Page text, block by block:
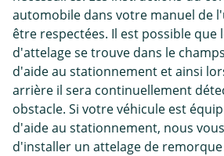
automobile dans votre manuel de
être respectées. Il est possible que
d'attelage se trouve dans le
d'aide au stationnement et ainsi
arrière il sera continuellement
obstacle. Si votre véhicule est
d'aide au stationnement, nous
d'installer un attelage de